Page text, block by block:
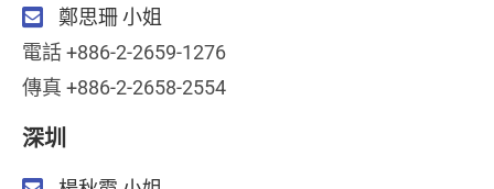
鄭思珊 小姐
電話 +886-2-2659-1276
傳真 +886-2-2658-2554
深圳